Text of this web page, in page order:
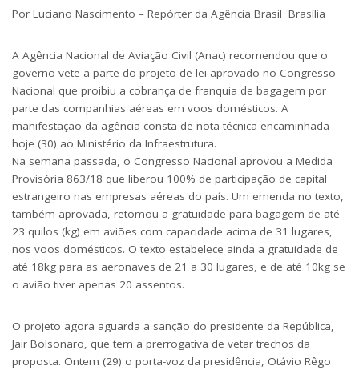
Por Luciano Nascimento – Repórter da Agência Brasil Brasília
A Agência Nacional de Aviação Civil (Anac) recomendou que o
governo vete a parte do projeto de lei aprovado no Congresso
Nacional que proibiu a cobrança de franquia de bagagem por
parte das companhias aéreas em voos domésticos. A
manifestação da agência consta de nota técnica encaminhada
hoje (30) ao Ministério da Infraestrutura.
Na semana passada, o Congresso Nacional aprovou a Medida
Provisória 863/18 que liberou 100% de participação de capital
estrangeiro nas empresas aéreas do país. Um emenda no texto,
também aprovada, retomou a gratuidade para bagagem de até
23 quilos (kg) em aviões com capacidade acima de 31 lugares,
nos voos domésticos. O texto estabelece ainda a gratuidade de
até 18kg para as aeronaves de 21 a 30 lugares, e de até 10kg se
o avião tiver apenas 20 assentos.
O projeto agora aguarda a sanção do presidente da República,
Jair Bolsonaro, que tem a prerrogativa de vetar trechos da
proposta. Ontem (29) o porta-voz da presidência, Otávio Rêgo